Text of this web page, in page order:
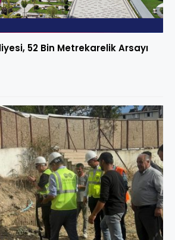
52 Bin Metrekarelik Arsayı